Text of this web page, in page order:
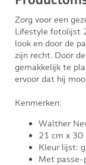
Zorg voor een
Lifestyle fotolijst
look en door de
zijn recht. Door
gemakkelijk te
ervoor dat hij
Kenmerken:
Walther
21 cm x 30
Kleur lijst:
Met